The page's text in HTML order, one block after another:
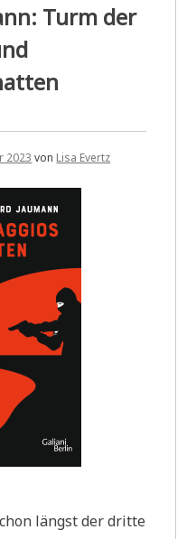
Turm der
2023 von Lisa Evertz
längst der dritte